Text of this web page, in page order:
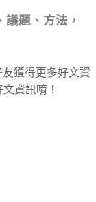
題、方法，
友獲得更多好文資
資訊唷！